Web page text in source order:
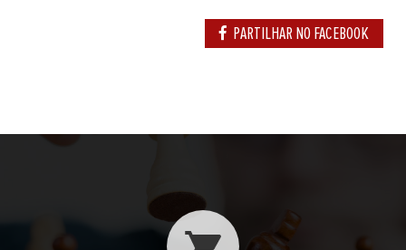
PARTILHAR NO FACEBOOK